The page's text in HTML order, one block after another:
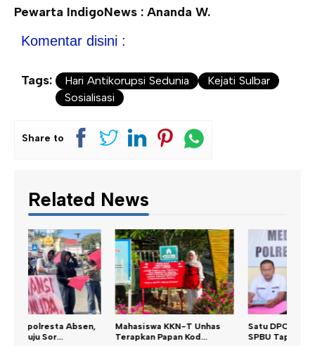
Pewarta IndigoNews : Ananda W.
Komentar disini :
Tags: Hari Antikorupsi Sedunia
Kejati Sulbar
Sosialisasi
Share to
Related News
Mahasiswa KKN-T Unhas
Terapkan Papan Kod...
Satu DPO Pengeroyokan
SPBU Tapalang Dita...